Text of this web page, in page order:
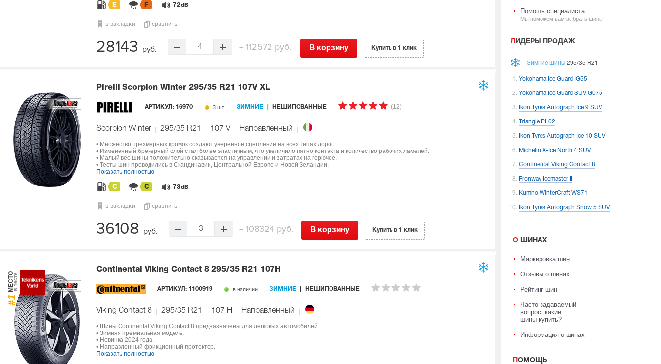
E F 72 dB
в закладки сравнить
28143 руб. 4 =112572 руб. В корзину Купить в 1 клик
Pirelli Scorpion Winter 295/35 R21 107V XL
АРТИКУЛ: 16970 3 шт. ЗИМНИЕ НЕШИПОВАННЫЕ (12)
Scorpion Winter 295/35 R21 107 V Направленный
• Множество трехмерных кромок создают уверенное сцепление на всех типах дорог.
• Измененный брекерный слой стал более эластичным, что увеличило пятно контакта и количество рабочих ламелей.
• Малый вес шины положительно сказывается на управлении и затратах на горючее.
• Тесты шин проводились в Скандинавии, Центральной Европе и Новой Зеландии.
Показать полностью
C C 73 dB
в закладки сравнить
36108 руб. 3 =108324 руб. В корзину Купить в 1 клик
#1
МЕСТОв тесте
Continental Viking Contact 8 295/35 R21 107H
АРТИКУЛ: 1100919 в наличии ЗИМНИЕ НЕШИПОВАННЫЕ
Viking Contact 8 295/35 R21 107 H Направленный
• Шины Continental Viking Contact 8 предназначены для легковых автомобилей.
• Зимняя премиальная модель.
• Новинка 2024 года.
• Направленный фрикционный протектор.
Показать полностью
Помощь специалиста
Мы поможем вам выбрать шины
ЛИДЕРЫ ПРОДАЖ
Зимние шины 295/35 R21
Yokohama Ice Guard IG55
Yokohama Ice Guard SUV G075
Ikon Tyres Autograph Ice 9 SUV
Triangle PL02
Ikon Tyres Autograph Ice 10 SUV
Michelin X-Ice North 4 SUV
Continental Viking Contact 8
Fronway Icemaster II
Kumho WinterCraft WS71
Ikon Tyres Autograph Snow 5 SUV
О ШИНАХ
Маркировка шин
Отзывы о шинах
Рейтинг шин
Часто задаваемый
вопрос: какие
шины купить?
Информация о шинах
ПОМОЩЬ